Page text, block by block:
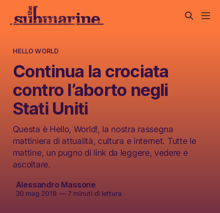
HELLO WORLD
Continua la crociata
contro l’aborto negli
Stati Uniti
Questa è Hello, World!, la nostra rassegna
mattiniera di attualità, cultura e internet. Tutte le
mattine, un pugno di link da leggere, vedere e
ascoltare.
Alessandro Massone
30 mag 2019 —7 minuti di lettura